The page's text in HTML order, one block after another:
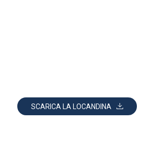
SCARICA LA LOCANDINA